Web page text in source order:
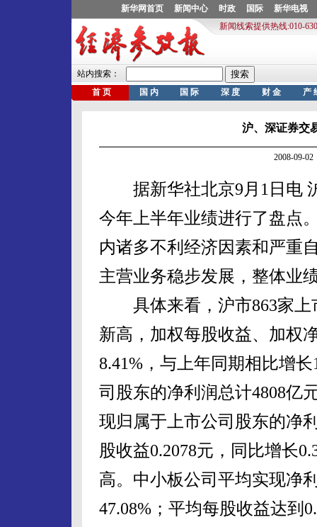
沪、深证券交
2008-09-
据新华社北京9月1日电
今年上半年业绩进行了盘点
内诸多不利经济因素和严重
主营业务稳步发展，整体业
具体来看，沪市863家上
新高，加权每股收益、加权
8.41%，与上年同期相比增
司股东的净利润总计4808亿
现归属于上市公司股东的净
股收益0.2078元，同比增长
高。中小板公司平均实现净
47.08%；平均每股收益达到